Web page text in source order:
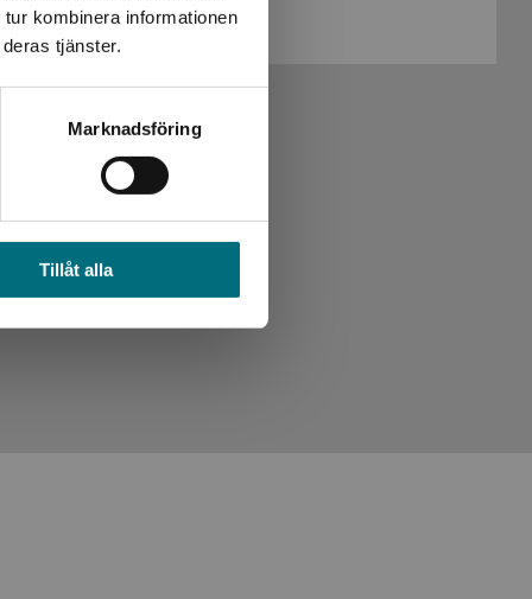
kombinera informationen
tjänster.
Marknadsföring
Tillåt alla
Köp- och leveransvillkor